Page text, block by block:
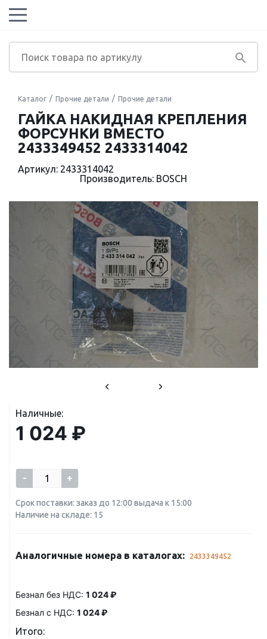
Каталог Прочие детали Прочие детали
ГАЙКА НАКИДНАЯ КРЕПЛЕНИЯ
ФОРСУНКИ ВМЕСТО
2433349452 2433314042
Артикул: 2433314042
Производитель: BOSCH
Наличные:
1 024 ₽
- +
Срок поставки: заказ до 12:00 выдача к 15:00
Наличие на складе: 15
Аналогичные номера в каталогах: 2433349452
Безнал без НДС: 1 024 ₽
Безнал с НДС: 1 024 ₽
Итого: